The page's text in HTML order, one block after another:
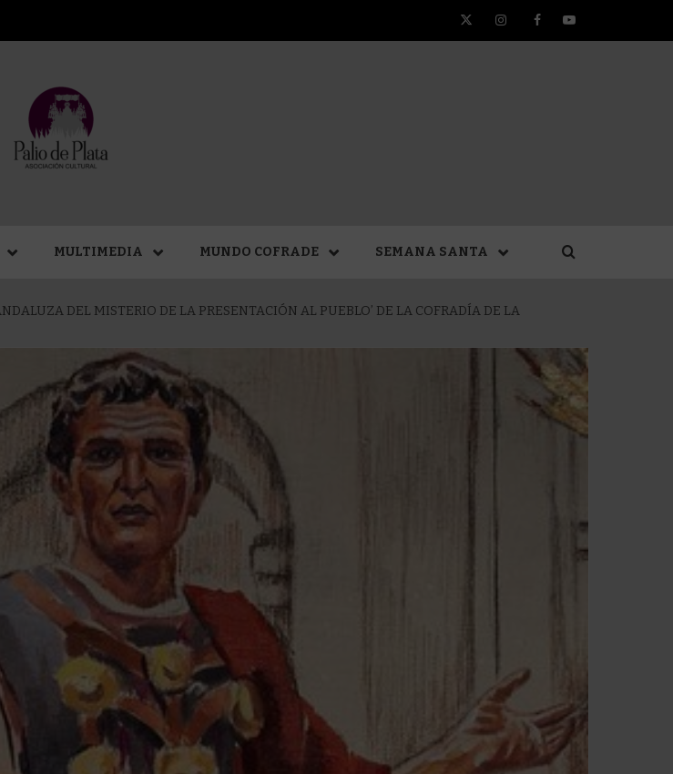
TwitterInstagramFacebookYouTube
SANTA DE
MULTIMEDIA MUNDO COFRADE SEMANA SANTA
DEL MISTERIO DE LA PRESENTACIÓN AL PUEBLO’ DE LA COFRADÍA DE LA